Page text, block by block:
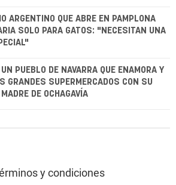
ARGENTINO QUE ABRE EN PAMPLONA
SOLO PARA GATOS: "NECESITAN UNA
PUEBLO DE NAVARRA QUE ENAMORA Y
GRANDES SUPERMERCADOS CON SU
DE OCHAGAVÍA
y condiciones